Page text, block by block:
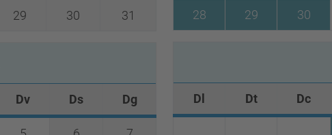
29 30 31
Dv Ds Dg
28 29 30
Dl Dt Dc